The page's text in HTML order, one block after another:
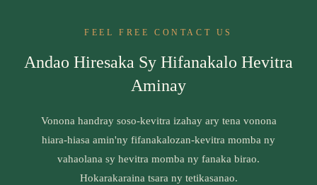
FEEL FREE CONTACT US
Andao Hiresaka Sy Hifanakalo Hevitra
Aminay
Vonona handray soso-kevitra izahay ary tena vonona
hiara-hiasa amin'ny fifanakalozan-kevitra momba ny
vahaolana sy hevitra momba ny fanaka birao.
Hokarakaraina tsara ny tetikasanao.